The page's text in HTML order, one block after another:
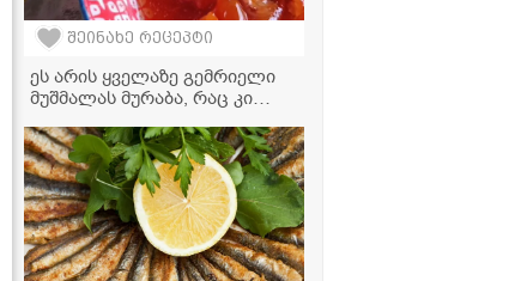
შეინახე რეცეპტი
ეს არის ყველაზე გემრიელი
მუშმალას მურაბა, რაც კი
მარიტივი რეცეპტი